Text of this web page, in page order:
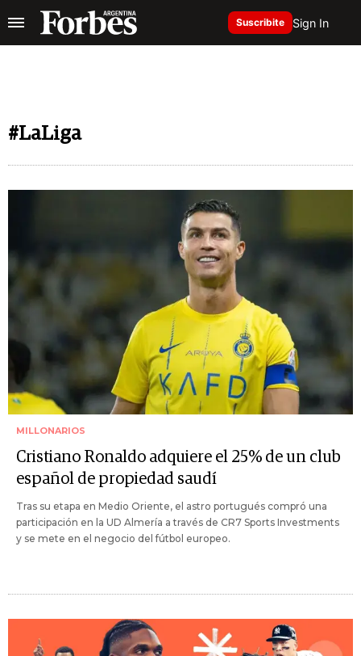
Suscribite Sign In
#LaLiga
MILLONARIOS
Cristiano Ronaldo adquiere el 25% de un club
español de propiedad saudí
Tras su etapa en Medio Oriente, el astro portugués compró una
participación en la UD Almería a través de CR7 Sports Investments
y se mete en el negocio del fútbol europeo.